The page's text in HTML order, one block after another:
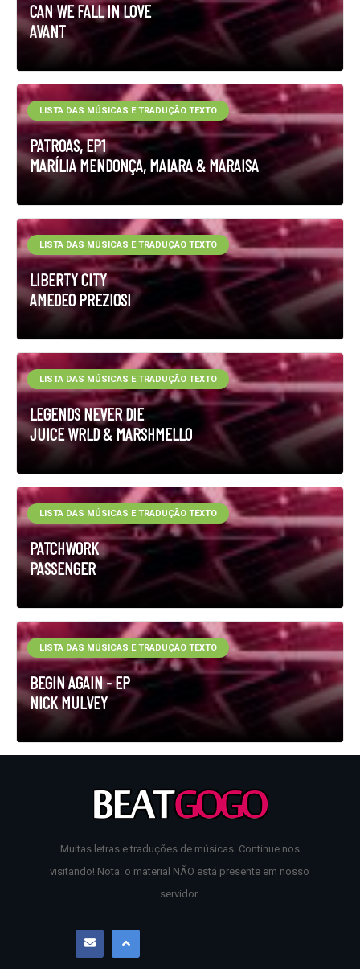
CAN WE FALL IN LOVE
AVANT
PATROAS, EP1
MARÍLIA MENDONÇA, MAIARA & MARAISA
LISTA DAS MÚSICAS E TRADUÇÃO TEXTO
LIBERTY CITY
AMEDEO PREZIOSI
LISTA DAS MÚSICAS E TRADUÇÃO TEXTO
LEGENDS NEVER DIE
JUICE WRLD & MARSHMELLO
LISTA DAS MÚSICAS E TRADUÇÃO TEXTO
PATCHWORK
PASSENGER
LISTA DAS MÚSICAS E TRADUÇÃO TEXTO
BEGIN AGAIN - EP
NICK MULVEY
LISTA DAS MÚSICAS E TRADUÇÃO TEXTO
Muitas letras e traduções de músicas. Continue nos
visitando! Nota: o material NÃO está presente em nosso
servidor.